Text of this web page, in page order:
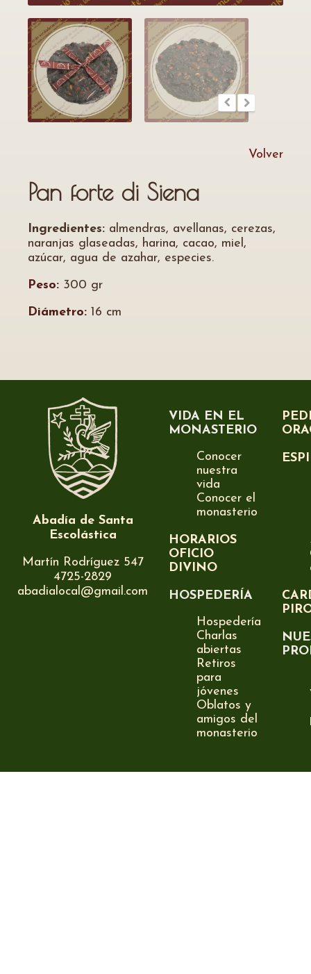
Volver
Pan forte di Siena
Ingredientes: almendras, avellanas, cerezas,
naranjas glaseadas, harina, cacao, miel,
azúcar, agua de azahar, especies.
Peso: 300 gr
Diámetro: 16 cm
Abadía de Santa
Escolástica
Martín Rodríguez 547
4725-2829
abadialocal@gmail.com
VIDA EN EL
MONASTERIO
Conocer
nuestra
vida
Conocer el
monasterio
HORARIOS
OFICIO
DIVINO
HOSPEDERÍA
Hospedería
Charlas
abiertas
Retiros
para
jóvenes
Oblatos y
amigos del
monasterio